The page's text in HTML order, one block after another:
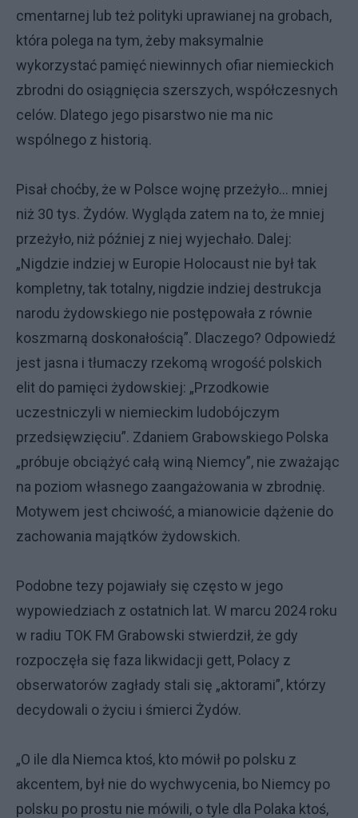
cmentarnej lub też polityki uprawianej na grobach,
która polega na tym, żeby maksymalnie
wykorzystać pamięć niewinnych ofiar niemieckich
zbrodni do osiągnięcia szerszych, współczesnych
celów. Dlatego jego pisarstwo nie ma nic
wspólnego z historią.
Pisał choćby, że w Polsce wojnę przeżyło… mniej
niż 30 tys. Żydów. Wygląda zatem na to, że mniej
przeżyło, niż później z niej wyjechało. Dalej:
„Nigdzie indziej w Europie Holocaust nie był tak
kompletny, tak totalny, nigdzie indziej destrukcja
narodu żydowskiego nie postępowała z równie
koszmarną doskonałością”. Dlaczego? Odpowiedź
jest jasna i tłumaczy rzekomą wrogość polskich
elit do pamięci żydowskiej: „Przodkowie
uczestniczyli w niemieckim ludobójczym
przedsięwzięciu”. Zdaniem Grabowskiego Polska
„próbuje obciążyć całą winą Niemcy”, nie zważając
na poziom własnego zaangażowania w zbrodnię.
Motywem jest chciwość, a mianowicie dążenie do
zachowania majątków żydowskich.
Podobne tezy pojawiały się często w jego
wypowiedziach z ostatnich lat. W marcu 2024 roku
w radiu TOK FM Grabowski stwierdził, że gdy
rozpoczęła się faza likwidacji gett, Polacy z
obserwatorów zagłady stali się „aktorami”, którzy
decydowali o życiu i śmierci Żydów.
„O ile dla Niemca ktoś, kto mówił po polsku z
akcentem, był nie do wychwycenia, bo Niemcy po
polsku po prostu nie mówili, o tyle dla Polaka ktoś,